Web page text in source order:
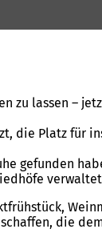
zu lassen –
die Platz für
gefunden
die